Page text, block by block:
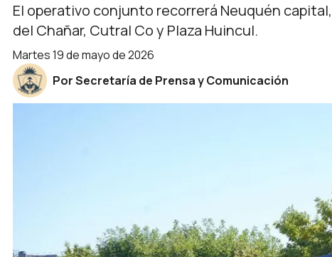
El operativo conjunto recorrerá Neuquén
del Chañar, Cutral Co y Plaza Huincul.
martes 19 de mayo de 2026
Por Secretaría de Prensa y Comunicación